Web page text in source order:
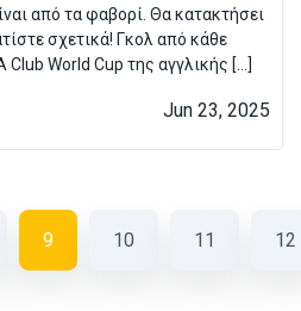
από τα φαβορί. Θα κατακτήσει
σχετικά! Γκολ από κάθε
Club World Cup της αγγλικής […]
Jun 23, 2025
9 10 11 12